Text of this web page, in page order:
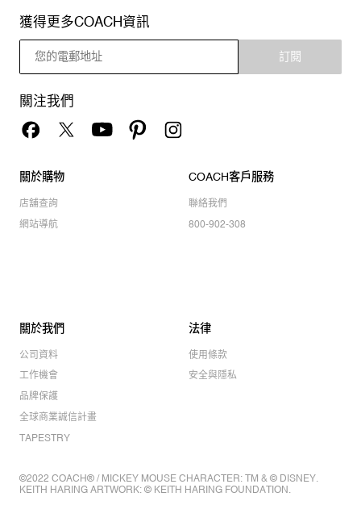
獲得更多COACH資訊
訂閱
關注我們
關於購物
店舖查詢
網站導航
COACH客戶服務
聯絡我們
800-902-308
關於我們
公司資料
工作機會
品牌保護
全球商業誠信計畫
TAPESTRY
法律
使用條款
安全與隱私
©2022 COACH® / MICKEY MOUSE CHARACTER: TM & © DISNEY.
KEITH HARING ARTWORK: © KEITH HARING FOUNDATION.